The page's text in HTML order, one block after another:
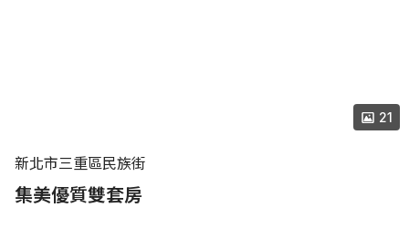
新北市三重區民族街
集美優質雙套房
21